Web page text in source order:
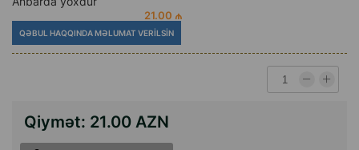
21.00 ₼
QƏBUL HAQQINDA MƏLUMAT VERILSIN
Qiymət: 21.00 AZN